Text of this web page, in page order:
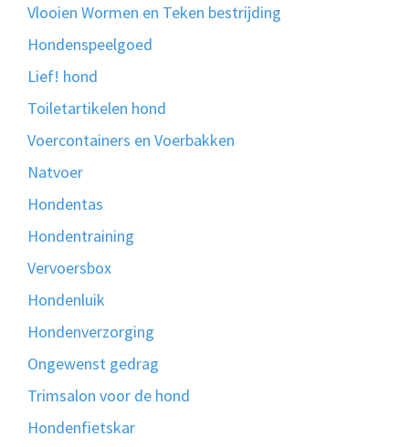
Vlooien Wormen en Teken bestrijding
Hondenspeelgoed
Lief! hond
Toiletartikelen hond
Voercontainers en Voerbakken
Natvoer
Hondentas
Hondentraining
Vervoersbox
Hondenluik
Hondenverzorging
Ongewenst gedrag
Trimsalon voor de hond
Hondenfietskar